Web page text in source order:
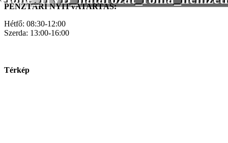
PÉNZTÁRI NYITVATARTÁS:
Hétfő: 08:30-12:00
Szerda: 13:00-16:00
Térkép